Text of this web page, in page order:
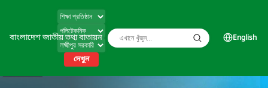
বাংলাদেশ জাতীয় তথ্য বাতায়ন
দেখুন
English